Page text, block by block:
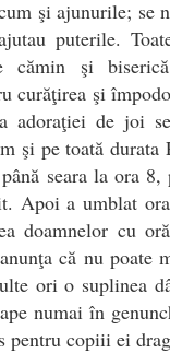
şi ajunurile; se
puterile.
cămin şi
curăţirea şi
adoraţiei de joi
şi pe toată durata
seara la ora 8,
Apoi a umblat
doamnelor cu
că nu poate
ori o suplinea
numai în
pentru copiii ei